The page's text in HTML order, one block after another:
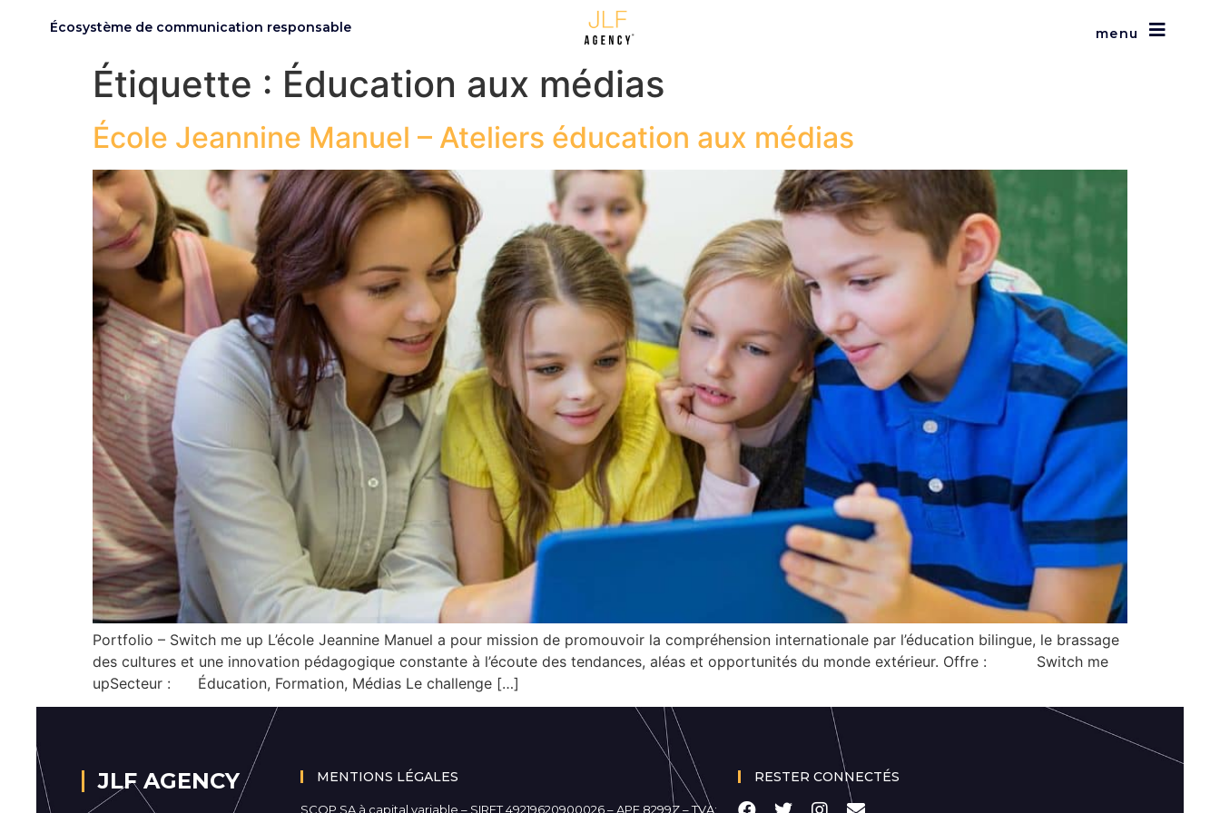
Écosystème de communication responsable menu
Étiquette : Éducation aux médias
École Jeannine Manuel – Ateliers éducation aux médias
Portfolio – Switch me up L’école Jeannine Manuel a pour mission de promouvoir la compréhension internationale par l’éducation bilingue, le brassage
des cultures et une innovation pédagogique constante à l’écoute des tendances, aléas et opportunités du monde extérieur. Offre : Switch me
upSecteur : Éducation, Formation, Médias Le challenge […]
JLF AGENCY MENTIONS LÉGALES
SCOP SA à capital variable – SIRET 49219620900026 – APE 8299Z– TVA:
RESTER CONNECTÉS